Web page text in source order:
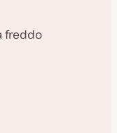
freddo